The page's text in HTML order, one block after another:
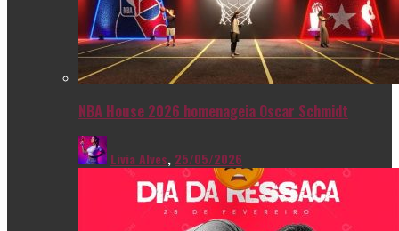
NBA House 2026 homenageia Oscar Schmidt
Livia Alves, 25/05/2026